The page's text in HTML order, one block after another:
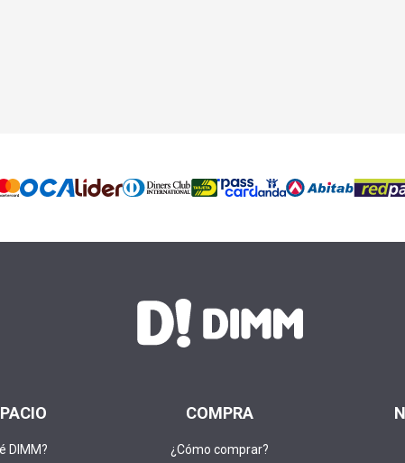
DIMM?
COMPRA
¿Cómo comprar?